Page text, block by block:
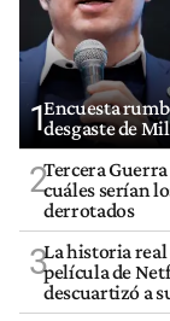
1Encuesta
desgaste de
2Tercera
cuáles serían
derrotados
3La historia real
película de
descuartizó a